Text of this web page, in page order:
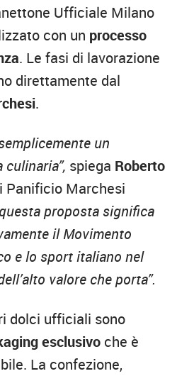
Ufficiale Milano
con un processo
. Le fasi di lavorazione
direttamente dal
.
un
culinaria”, spiega Roberto
Panificio Marchesi
proposta significa
il Movimento
e lo sport italiano nel
valore che porta”.
dolci ufficiali sono
esclusivo che è
La confezione,